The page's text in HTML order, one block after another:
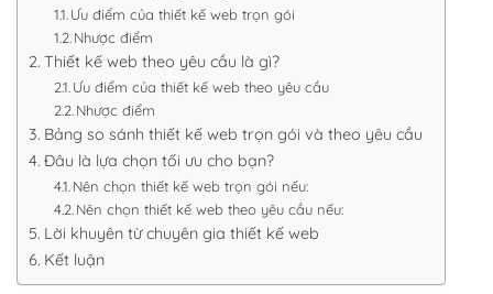
Ưu điểm của thiết kế web trọn gói
Nhược điểm
Thiết kế web theo yêu cầu là gì?
Ưu điểm của thiết kế web theo yêu cầu
Nhược điểm
Bảng so sánh thiết kế web trọn gói và theo yêu cầu
Đâu là lựa chọn tối ưu cho bạn?
Nên chọn thiết kế web trọn gói nếu:
Nên chọn thiết kế web theo yêu cầu nếu:
Lời khuyên từ chuyên gia thiết kế web
Kết luận